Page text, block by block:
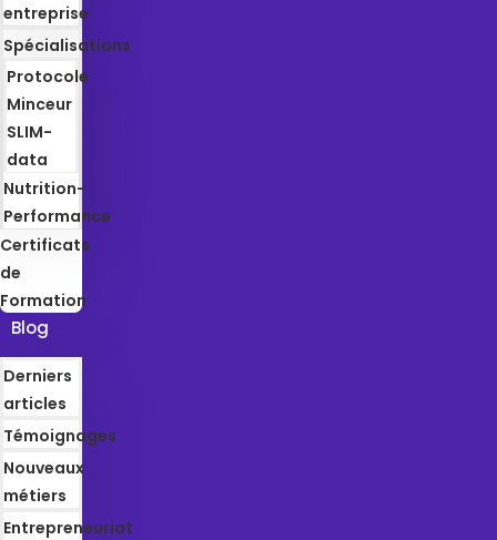
entreprise
Spécialisations
Protocole
Minceur
SLIM-
data
Nutrition-
Performance
Certificats
de
Formation
Blog
Derniers
articles
Témoignages
Nouveaux
métiers
Entrepreneuriat